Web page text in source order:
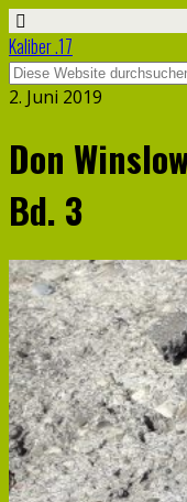
Kaliber .17
2. Juni 2019
Don
Bd. 3